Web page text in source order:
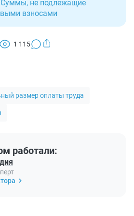
не подлежащие
взносами
1 115
размер оплаты труда
работали: